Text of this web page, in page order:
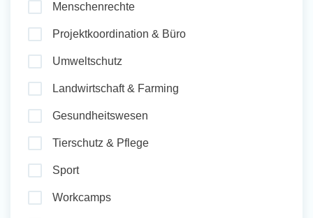
Menschenrechte
Projektkoordination & Büro
Umweltschutz
Landwirtschaft & Farming
Gesundheitswesen
Tierschutz & Pflege
Sport
Workcamps